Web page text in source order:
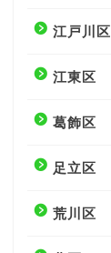
江戸川区
江東区
葛飾区
足立区
荒川区